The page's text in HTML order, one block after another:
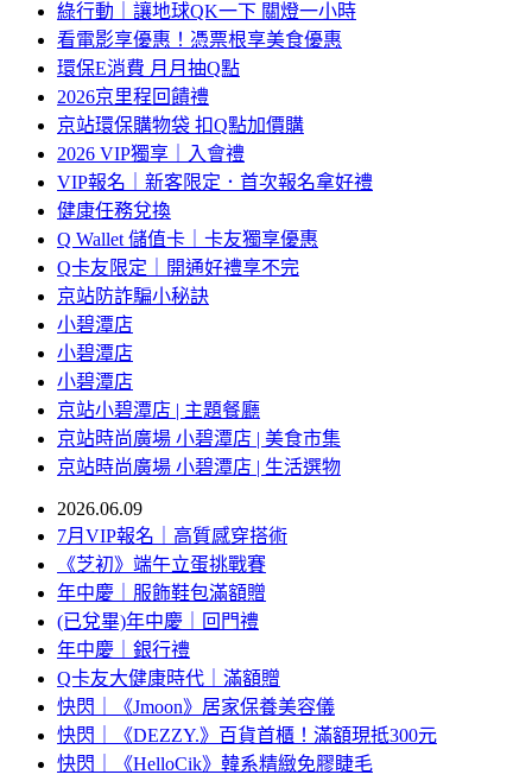
綠行動｜讓地球QK一下 關燈一小時
看電影享優惠！憑票根享美食優惠
環保E消費 月月抽Q點
2026京里程回饋禮
京站環保購物袋 扣Q點加價購
2026 VIP獨享｜入會禮
VIP報名｜新客限定．首次報名拿好禮
健康任務兌換
Q Wallet 儲值卡｜卡友獨享優惠
Q卡友限定｜開通好禮享不完
京站防詐騙小秘訣
小碧潭店
小碧潭店
小碧潭店
京站小碧潭店 | 主題餐廳
京站時尚廣場 小碧潭店 | 美食市集
京站時尚廣場 小碧潭店 | 生活選物
2026.06.09
7月VIP報名｜高質感穿搭術
《芝初》端午立蛋挑戰賽
年中慶｜服飾鞋包滿額贈
(已兌畢)年中慶｜回門禮
年中慶｜銀行禮
Q卡友大健康時代｜滿額贈
快閃｜《Jmoon》居家保養美容儀
快閃｜《DEZZY.》百貨首櫃！滿額現抵300元
快閃｜《HelloCik》韓系精緻免膠睫毛